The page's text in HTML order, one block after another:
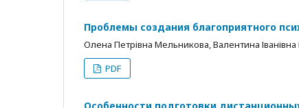
Проблемы создания благоприятного
Олена Петрівна Мельникова, Валентина
PDF